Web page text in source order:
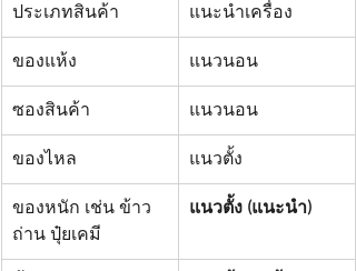
ประเภทสินค้า แนะนำเครื่อง
ของแห้ง แนวนอน
ซองสินค้า แนวนอน
ของไหล แนวตั้ง
ของหนัก เช่น ข้าว
ถ่าน ปุ๋ยเคมี
แนวตั้ง (แนะนำ)